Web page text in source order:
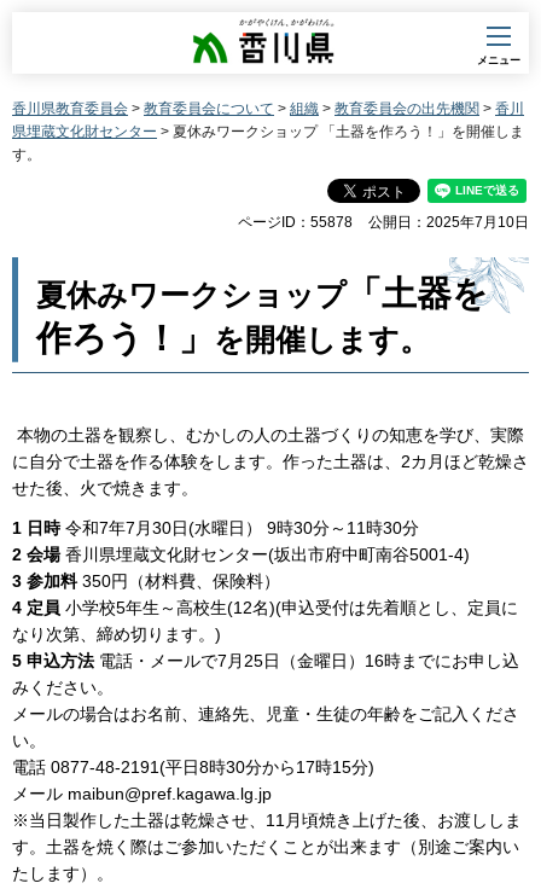
香川県
メニュー
香川県教育委員会 > 教育委員会について > 組織 > 教育委員会の出先機関 > 香川
県埋蔵文化財センター > 夏休みワークショップ 「土器を作ろう！」を開催しま
す。
ページID：55878 公開日：2025年7月10日
夏休みワークショップ「土器を
作ろう！」
を開催します。
本物の土器を観察し、むかしの人の土器づくりの知恵を学び、実際
に自分で土器を作る体験をします。作った土器は、2カ月ほど乾燥さ
せた後、火で焼きます。
1 日時令和7年7月30日(水曜日） 9時30分～11時30分
2 会場香川県埋蔵文化財センター(坂出市府中町南谷5001-4)
3 参加料350円（材料費、保険料）
4 定員 小学校5年生～高校生(12名)(申込受付は先着順とし、定員に
なり次第、締め切ります。)
5 申込方法 電話・メールで7月25日（金曜日）16時までにお申し込
みください。
メールの場合はお名前、連絡先、児童・生徒の年齢をご記入くださ
い。
電話 0877-48-2191(平日8時30分から17時15分)
メール maibun@pref.kagawa.lg.jp
※当日製作した土器は乾燥させ、11月頃焼き上げた後、お渡ししま
す。土器を焼く際はご参加いただくことが出来ます（別途ご案内い
たします）。